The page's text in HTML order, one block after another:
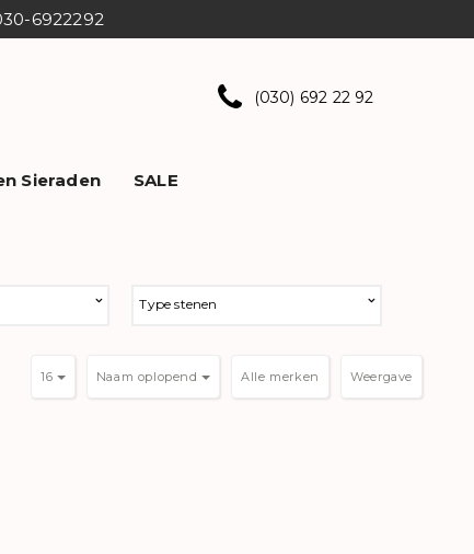
6922292
(030) 692 22 92
Sieraden SALE
Type stenen
Weergave
Naam oplopend
16